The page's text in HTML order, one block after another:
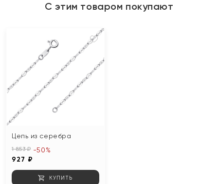
С этим товаром покупают
Цепь из серебра
1 853 ₽
927 ₽
-50%
КУПИТЬ